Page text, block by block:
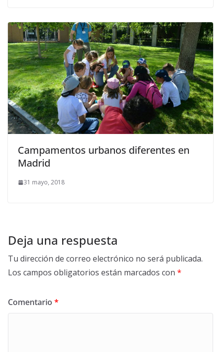
Campamentos urbanos diferentes en
Madrid
31 mayo, 2018
Deja una respuesta
Tu dirección de correo electrónico no será publicada.
Los campos obligatorios están marcados con *
Comentario *